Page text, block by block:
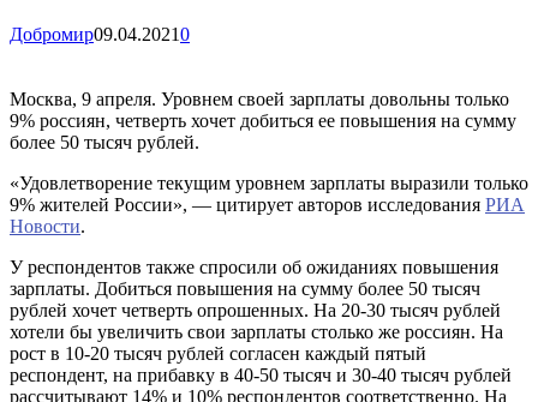
Добромир09.04.20210
Москва, 9 апреля. Уровнем своей зарплаты довольны только
9% россиян, четверть хочет добиться ее повышения на сумму
более 50 тысяч рублей.
«Удовлетворение текущим уровнем зарплаты выразили только
9% жителей России», — цитирует авторов исследования РИА
Новости.
У респондентов также спросили об ожиданиях повышения
зарплаты. Добиться повышения на сумму более 50 тысяч
рублей хочет четверть опрошенных. На 20-30 тысяч рублей
хотели бы увеличить свои зарплаты столько же россиян. На
рост в 10-20 тысяч рублей согласен каждый пятый
респондент, на прибавку в 40-50 тысяч и 30-40 тысяч рублей
рассчитывают 14% и 10% респондентов соответственно. На